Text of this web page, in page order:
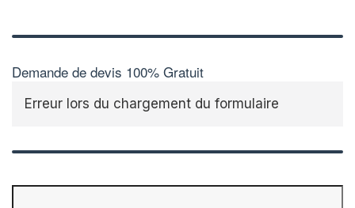
Demande de devis 100% Gratuit
Erreur lors du chargement du formulaire